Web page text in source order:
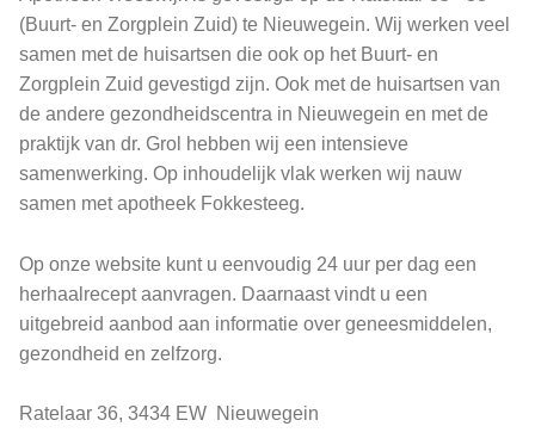
(Buurt- en Zorgplein Zuid) te Nieuwegein. Wij werken veel
samen met de huisartsen die ook op het Buurt- en
Zorgplein Zuid gevestigd zijn. Ook met de huisartsen van
de andere gezondheidscentra in Nieuwegein en met de
praktijk van dr. Grol hebben wij een intensieve
samenwerking. Op inhoudelijk vlak werken wij nauw
samen met apotheek Fokkesteeg.
Op onze website kunt u eenvoudig 24 uur per dag een
herhaalrecept aanvragen. Daarnaast vindt u een
uitgebreid aanbod aan informatie over geneesmiddelen,
gezondheid en zelfzorg.
Ratelaar 36, 3434 EW Nieuwegein